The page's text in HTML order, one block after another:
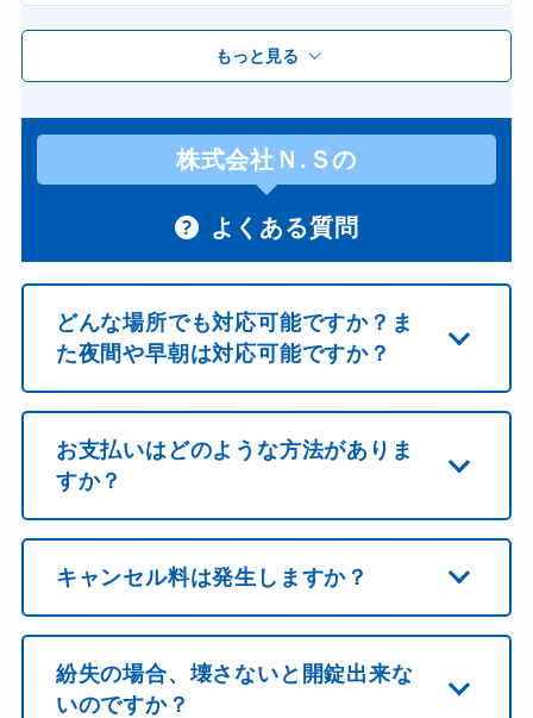
もっと見る
株式会社Ｎ.Ｓの
よくある質問
どんな場所でも対応可能ですか？ま
た夜間や早朝は対応可能ですか？
お支払いはどのような方法がありま
すか？
キャンセル料は発生しますか？
紛失の場合、壊さないと開錠出来な
いのですか？